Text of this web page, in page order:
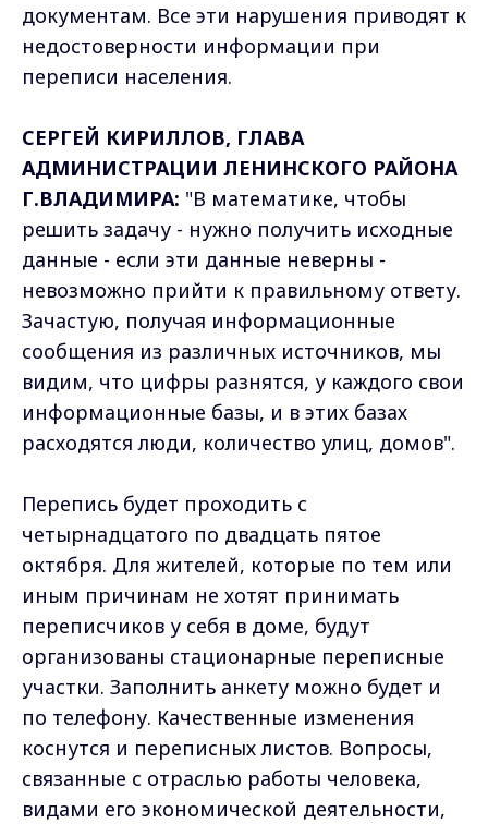
документам. Все эти нарушения приводят к
недостоверности информации при
переписи населения.
СЕРГЕЙ КИРИЛЛОВ, ГЛАВА
АДМИНИСТРАЦИИ ЛЕНИНСКОГО РАЙОНА
Г.ВЛАДИМИРА: "В математике, чтобы
решить задачу - нужно получить исходные
данные - если эти данные неверны -
невозможно прийти к правильному ответу.
Зачастую, получая информационные
сообщения из различных источников, мы
видим, что цифры разнятся, у каждого свои
информационные базы, и в этих базах
расходятся люди, количество улиц, домов".
Перепись будет проходить с
четырнадцатого по двадцать пятое
октября. Для жителей, которые по тем или
иным причинам не хотят принимать
переписчиков у себя в доме, будут
организованы стационарные переписные
участки. Заполнить анкету можно будет и
по телефону. Качественные изменения
коснутся и переписных листов. Вопросы,
связанные с отраслью работы человека,
видами его экономической деятельности,